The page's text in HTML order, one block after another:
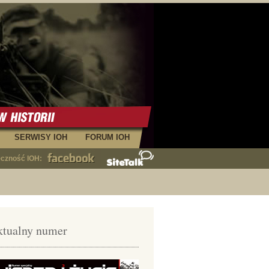
FORUM IOH
SERWISY IOH
IOH:
numer